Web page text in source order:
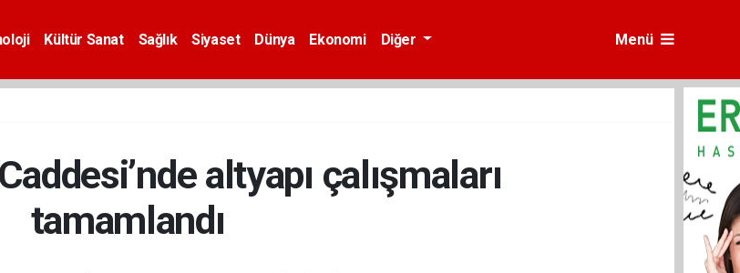
Kültür Sanat Sağlık Siyaset Dünya Ekonomi Diğer Menü
altyapı çalışmaları
tamamlandı